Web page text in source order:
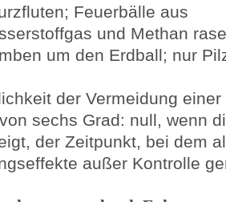
Feuerbälle aus
und Methan
um den Erdball; nur
der Vermeidung einer
sechs Grad: null, wenn
der Zeitpunkt, bei dem
außer Kontrolle